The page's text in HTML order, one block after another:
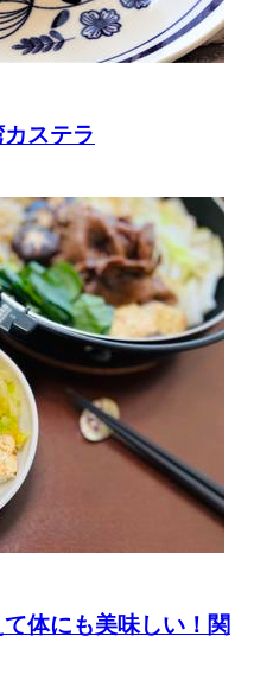
ステラ
体にも美味しい！関